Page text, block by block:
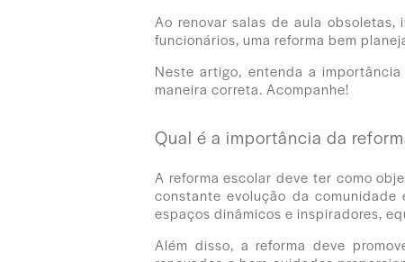
Ao renovar salas de aula
funcionários, uma reforma bem
Neste artigo, entenda a
maneira correta. Acompanhe!
Qual é a importância da
A reforma escolar deve ter como
constante evolução da
espaços dinâmicos e inspiradores,
Além disso, a reforma deve